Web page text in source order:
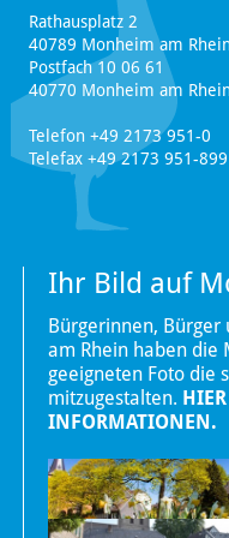
Rathausplatz 2
40789 Monheim am
Postfach 10 06 61
40770 Monheim am
Telefon +49 2173 951-0
Telefax +49 2173 951-899
Ihr Bild auf
Bürgerinnen,
am Rhein haben die
geeigneten Foto die
mitzugestalten.
INFORMATIONEN.